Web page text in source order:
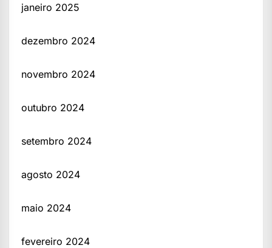
janeiro 2025
dezembro 2024
novembro 2024
outubro 2024
setembro 2024
agosto 2024
maio 2024
fevereiro 2024